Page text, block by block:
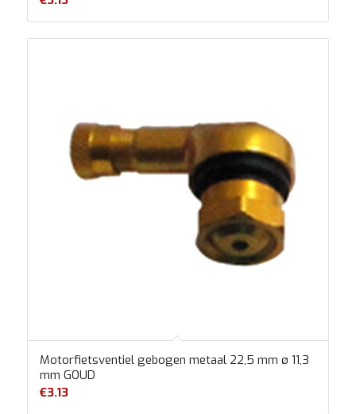
Motorfietsventiel gebogen metaal 22,5 mm ø 11,3
mm GOUD
€3.13